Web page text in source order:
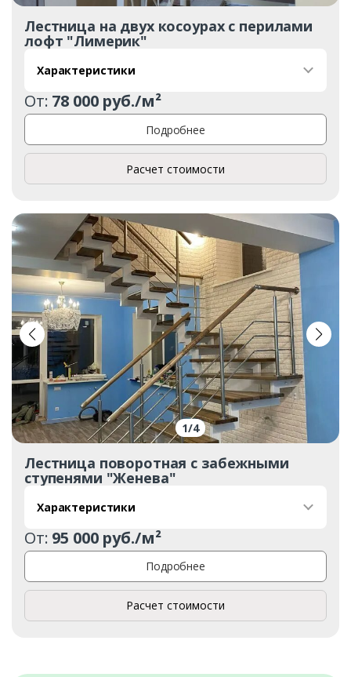
Лестница на двух косоурах с перилами
лофт "Лимерик"
Характеристики
От: 78 000 руб./м²
Подробнее
Расчет стоимости
1/4
Лестница поворотная с забежными
ступенями "Женева"
Характеристики
От: 95 000 руб./м²
Подробнее
Расчет стоимости